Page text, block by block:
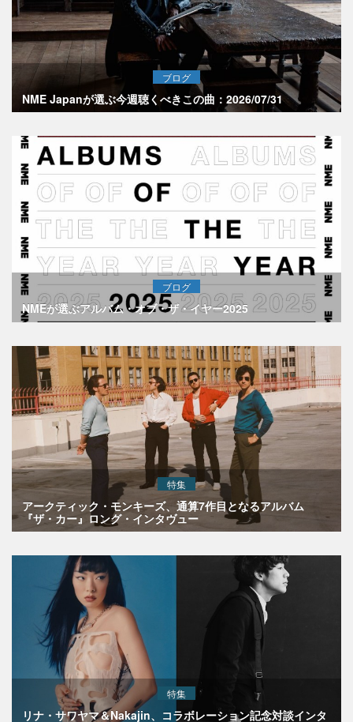
ブログ
NME Japanが選ぶ今週聴くべきこの曲：2026/07/31
ブログ
NMEが選ぶアルバム・オブ・ザ・イヤー2025
特集
アークティック・モンキーズ、通算7作目となるアルバム
『ザ・カー』ロング・インタヴュー
特集
リナ・サワヤマ＆Nakajin、コラボレーション記念対談インタ